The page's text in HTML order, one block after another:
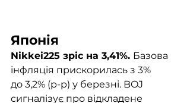
Nikkei225 зріс на 3,41%. Базова
інфляція прискорилась з 3%
до 3,2% (р-р) у березні. BOJ
сигналізує про відкладене